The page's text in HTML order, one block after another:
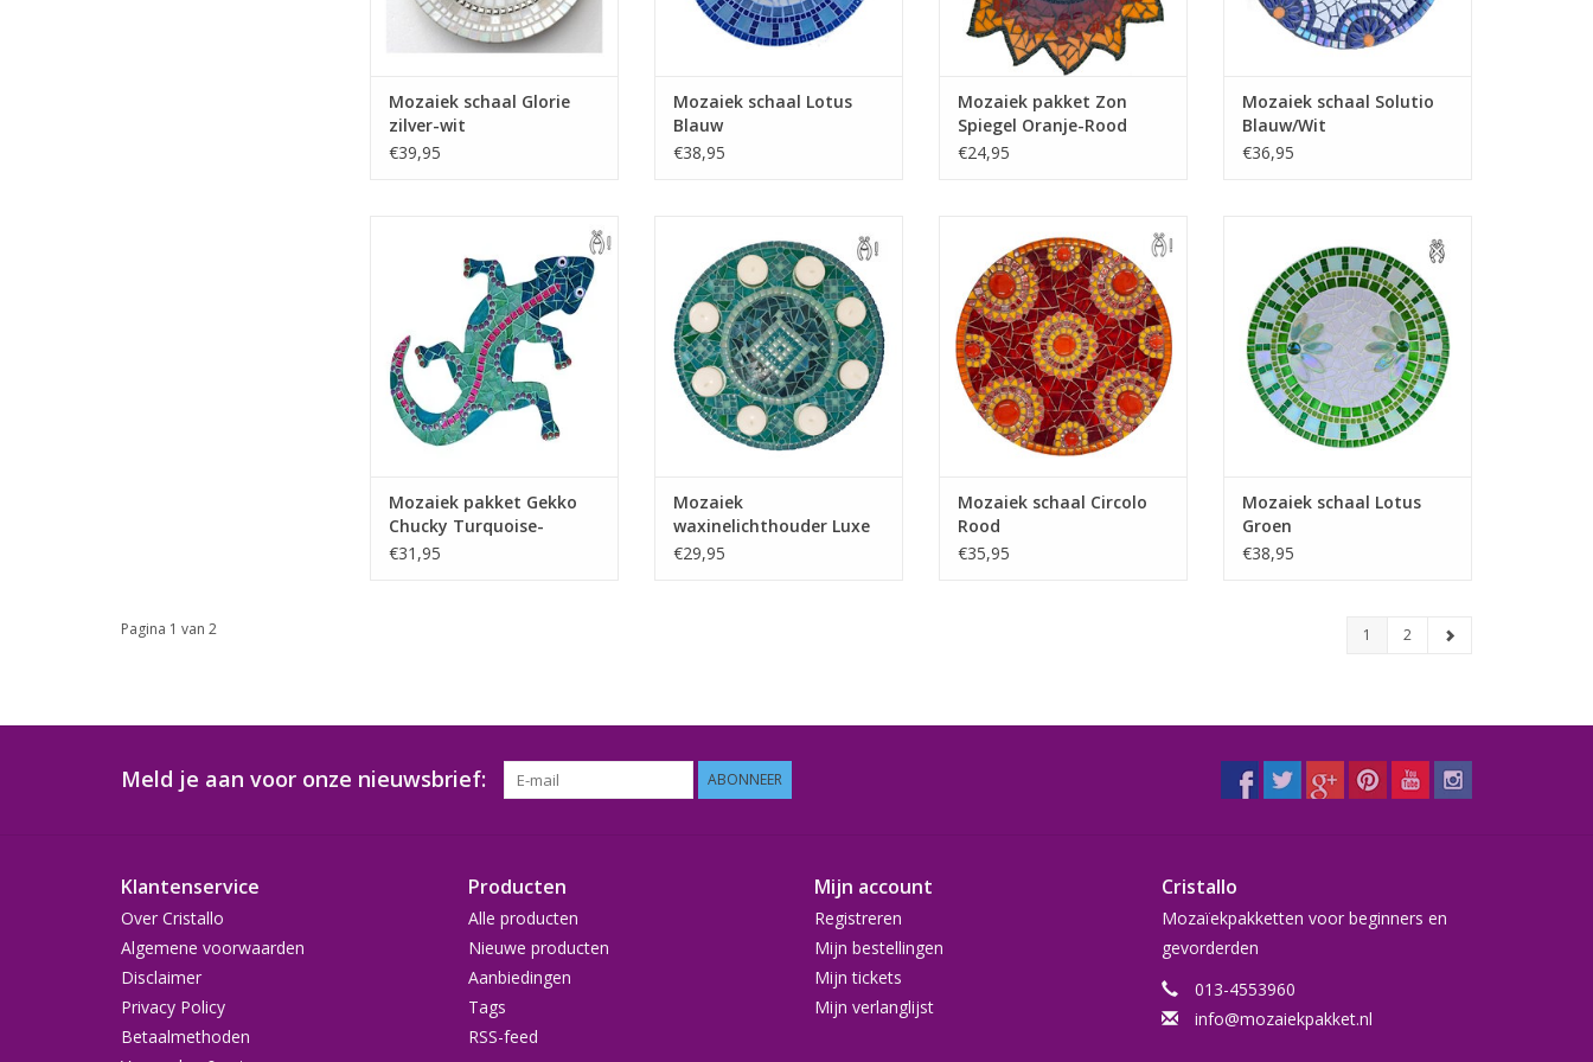
Mozaiek schaal Glorie
zilver-wit
€39,95
Mozaiek schaal Lotus
Blauw
€38,95
Mozaiek pakket Zon
Spiegel Oranje-Rood
€24,95
Mozaiek schaal Solutio
Blauw/Wit
€36,95
glasmozaïeksteentjes om deze
prachtige gekko te mozaïeken.
Wieltjestang is nodig, evt. mee te
bestellen.
TOEVOEGEN AAN WINKELWAGEN
Mozaiek pakket Gekko
Chucky Turquoise-
Blauw-Paars
€31,95
sfeerverhoger, te bestellen als
mozaiek pakket. Incl. alle
mozaiekmaterialen, m.u.v. tang
TOEVOEGEN AAN WINKELWAGEN
Mozaiek
waxinelichthouder Luxe
Rondo Zeegroen
€29,95
zelf maken? Als mozaiek pakket
te bestellen, incl. alle
mozaiekmaterialen (m.u.v. tang)
TOEVOEGEN AAN WINKELWAGEN
Mozaiek schaal Circolo
Rood
€35,95
tint in huis. Maak hem zelf! Alle
benodigde materialen in het
mozaiek pakket aanwezig. Geen
gereedschap nodig.
TOEVOEGEN AAN WINKELWAGEN
Mozaiek schaal Lotus
Groen
€38,95
Pagina 1 van 2 1 2
Meld je aan voor onze nieuwsbrief: ABONNEER
Klantenservice
Over Cristallo
Algemene voorwaarden
Disclaimer
Privacy Policy
Betaalmethoden
Producten
Alle producten
Nieuwe producten
Aanbiedingen
Tags
RSS-feed
Mijn account
Registreren
Mijn bestellingen
Mijn tickets
Mijn verlanglijst
Cristallo
Mozaïekpakketten voor beginners en
gevorderden
013-4553960
info@mozaiekpakket.nl